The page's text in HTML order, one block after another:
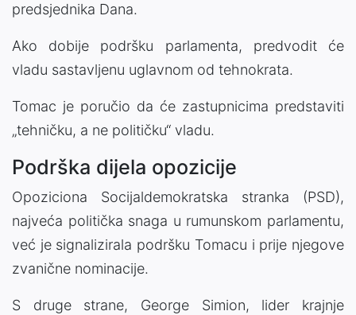
predsjednika Dana.
Ako dobije podršku parlamenta, predvodit će
vladu sastavljenu uglavnom od tehnokrata.
Tomac je poručio da će zastupnicima predstaviti
„tehničku, a ne političku“ vladu.
Podrška dijela opozicije
Opoziciona Socijaldemokratska stranka (PSD),
najveća politička snaga u rumunskom parlamentu,
već je signalizirala podršku Tomacu i prije njegove
zvanične nominacije.
S druge strane, George Simion, lider krajnje